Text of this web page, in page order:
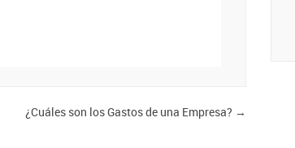
¿Cuáles son los Gastos de una Empresa? →